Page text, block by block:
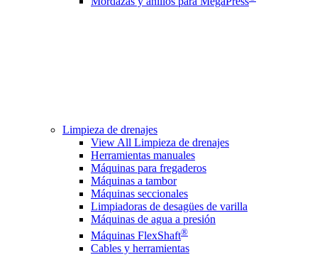
Limpieza de drenajes
View All Limpieza de drenajes
Herramientas manuales
Máquinas para fregaderos
Máquinas a tambor
Máquinas seccionales
Limpiadoras de desagües de varilla
Máquinas de agua a presión
Máquinas FlexShaft®
Cables y herramientas